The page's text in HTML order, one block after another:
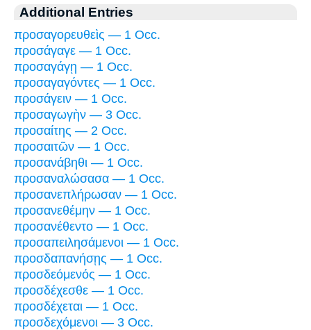
Additional Entries
προσαγορευθεὶς — 1 Occ.
προσάγαγε — 1 Occ.
προσαγάγῃ — 1 Occ.
προσαγαγόντες — 1 Occ.
προσάγειν — 1 Occ.
προσαγωγὴν — 3 Occ.
προσαίτης — 2 Occ.
προσαιτῶν — 1 Occ.
προσανάβηθι — 1 Occ.
προσαναλώσασα — 1 Occ.
προσανεπλήρωσαν — 1 Occ.
προσανεθέμην — 1 Occ.
προσανέθεντο — 1 Occ.
προσαπειλησάμενοι — 1 Occ.
προσδαπανήσῃς — 1 Occ.
προσδεόμενός — 1 Occ.
προσδέχεσθε — 1 Occ.
προσδέχεται — 1 Occ.
προσδεχόμενοι — 3 Occ.